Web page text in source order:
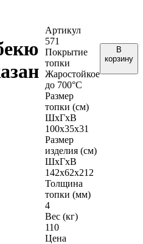
Артикул
571
Покрытие
топки
Жаростойкое
до 700°С
Размер
топки (см)
ШхГхВ
100х35х31
Размер
изделия (см)
ШхГхВ
142х62х212
Толщина
топки (мм)
4
Вес (кг)
110
Цена
В
корзину